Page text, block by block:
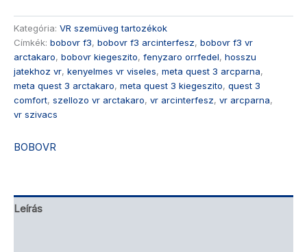
Kategória: VR szemüveg tartozékok
Címkék: bobovr f3, bobovr f3 arcinterfesz, bobovr f3 vr
arctakaro, bobovr kiegeszito, fenyzaro orrfedel, hosszu
jatekhoz vr, kenyelmes vr viseles, meta quest 3 arcparna,
meta quest 3 arctakaro, meta quest 3 kiegeszito, quest 3
comfort, szellozo vr arctakaro, vr arcinterfesz, vr arcparna,
vr szivacs
BOBOVR
Leírás